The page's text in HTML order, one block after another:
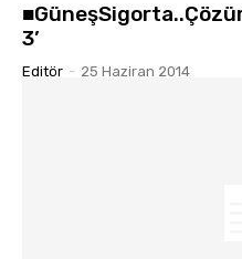
3’
Editör - 25 Haziran 2014